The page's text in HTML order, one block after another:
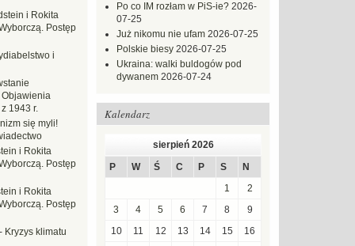
Po co IM rozłam w PiS-ie? 2026-
07-25
Już nikomu nie ufam 2026-07-25
Polskie biesy 2026-07-25
Ukraina: walki buldogów pod
dywanem 2026-07-24
Kalendarz
sierpień 2026
P
W Ś C P S
N
1
2
3
4 5 6 7 8
9
10
11 12 13 14 15
16
i Rokita
Postęp
i
1943 r.
się myli!
i Rokita
Postęp
i Rokita
Postęp
Kryzys klimatu